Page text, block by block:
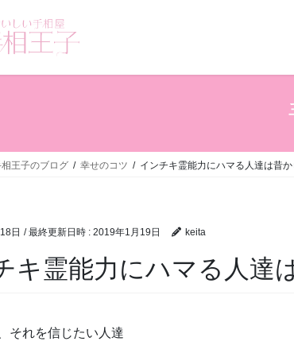
王子のブログ 幸せのコツ インチキ霊能力にハマる人達は昔
日 / 最終更新日時 : 2019年1月19日 keita
キ霊能力にハマる人達
それを信じたい人達